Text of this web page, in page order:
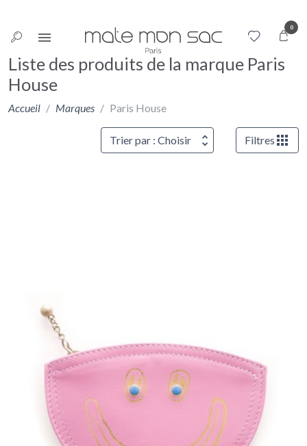
0
Liste des produits de la marque Paris
House
Accueil Marques Paris House
Trier par : Choisir Filtres